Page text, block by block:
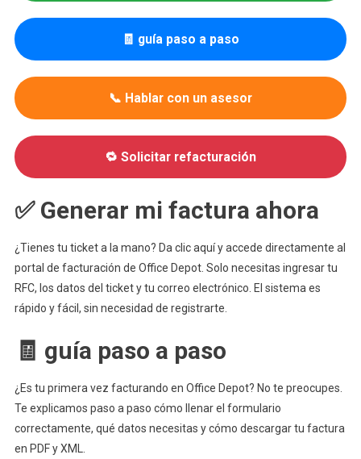
🧾 guía paso a paso
📞 Hablar con un asesor
🔁 Solicitar refacturación
✅ Generar mi factura ahora
¿Tienes tu ticket a la mano? Da clic aquí y accede directamente al
portal de facturación de Office Depot. Solo necesitas ingresar tu
RFC, los datos del ticket y tu correo electrónico. El sistema es
rápido y fácil, sin necesidad de registrarte.
🧾 guía paso a paso
¿Es tu primera vez facturando en Office Depot? No te preocupes.
Te explicamos paso a paso cómo llenar el formulario
correctamente, qué datos necesitas y cómo descargar tu factura
en PDF y XML.